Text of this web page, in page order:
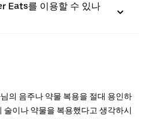
Eats를 이용할 수 있나
의 음주나 약물 복용을 절대 용인하
술이나 약물을 복용했다고 생각하시